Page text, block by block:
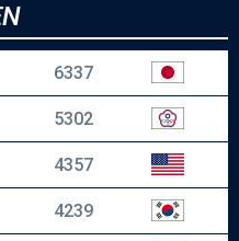
行試合
学日本代表
6337
5302
4357
4239